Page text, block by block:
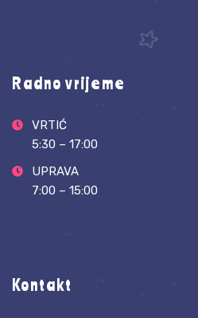
Radno vrijeme
VRTIĆ
5:30 – 17:00
UPRAVA
7:00 – 15:00
Kontakt